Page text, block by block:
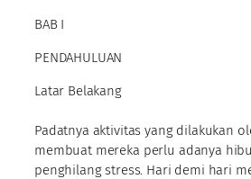
BAB I
PENDAHULUAN
Latar Belakang
Padatnya aktivitas yang dilakukan
membuat mereka perlu adanya
penghilang stress. Hari demi hari